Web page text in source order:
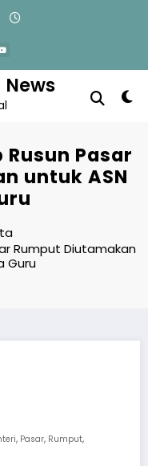
Pasar
untuk ASN
Rumput Diutamakan
Guru
, Pasar, Rumput,